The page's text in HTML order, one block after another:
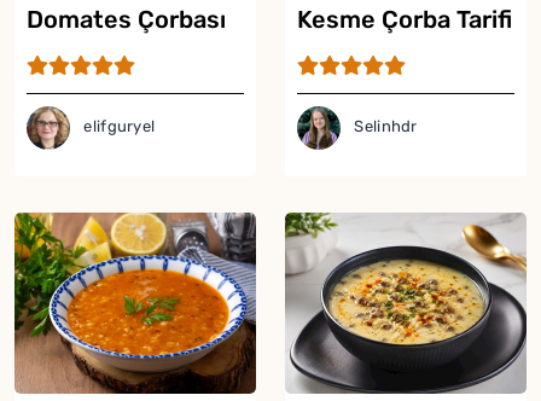
Domates Çorbası
Tarifi
elifguryel
Kesme Çorba Tarifi
Selinhdr